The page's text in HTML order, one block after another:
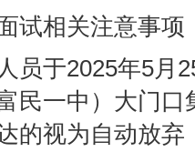
试相关注意事项
员于2025年5
民一中）大门
的视为自动放